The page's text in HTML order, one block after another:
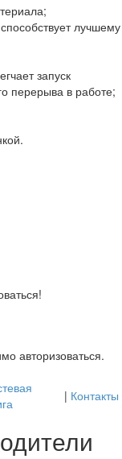
лучшему
запуск
перерыва в работе;
авторизоваться.
| Контакты